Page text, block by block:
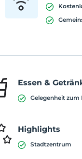
Essen &
Gelegenheit
Highlights
Stadtzentrum